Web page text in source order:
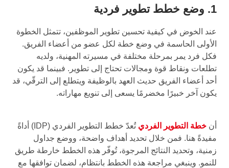
1. وضع خطط تطوير فردية
عند الخوض في كيفية تحسين تطوير الموظفين، تتمثل الخطوة
الأولى الحاسمة في وضع خطة لكل عضو من أعضاء الفريق.
فكل فرد يمر بمرحلة مختلفة في مسيرته المهنية، ولديه
تطلعات ونقاط قوة ومجالات تحتاج إلى تطوير. فبينما قد يكون
أحد أعضاء الفريق حديث العهد بالوظيفة ويتطلع إلى الترقّي، قد
يكون آخر خبيرًا مخضرمًا يسعى إلى تنويع مهاراته.
أن خطة التطوير الفردي
تُعدّ خطط التطوير الفردي (IDP) أداةً
مفيدةً هنا. فمن خلال تحديد أهداف واضحة، ووضع جداول
زمنية، وتحديد النتائج المرجوة، تُوفّر هذه الخطط خارطة طريق
للنمو. وينبغي مراجعة هذه الخطط بانتظام، لضمان توافقها مع